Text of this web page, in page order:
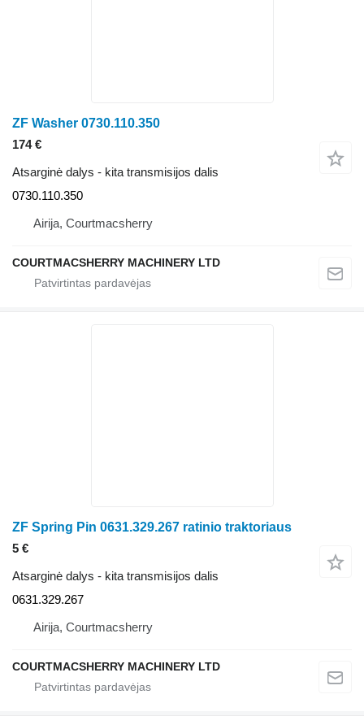
ZF Washer 0730.110.350
174 €
Atsarginė dalys - kita transmisijos dalis
0730.110.350
Airija, Courtmacsherry
COURTMACSHERRY MACHINERY LTD
ZF Spring Pin 0631.329.267 ratinio traktoriaus
5 €
Atsarginė dalys - kita transmisijos dalis
0631.329.267
Airija, Courtmacsherry
COURTMACSHERRY MACHINERY LTD